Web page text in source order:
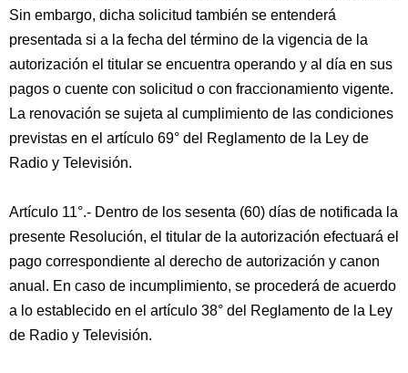
Sin embargo, dicha solicitud también se entenderá
presentada si a la fecha del término de la vigencia de la
autorización el titular se encuentra operando y al día en sus
pagos o cuente con solicitud o con fraccionamiento vigente.
La renovación se sujeta al cumplimiento de las condiciones
previstas en el artículo 69° del Reglamento de la Ley de
Radio y Televisión.
Artículo 11°.- Dentro de los sesenta (60) días de notificada la
presente Resolución, el titular de la autorización efectuará el
pago correspondiente al derecho de autorización y canon
anual. En caso de incumplimiento, se procederá de acuerdo
a lo establecido en el artículo 38° del Reglamento de la Ley
de Radio y Televisión.